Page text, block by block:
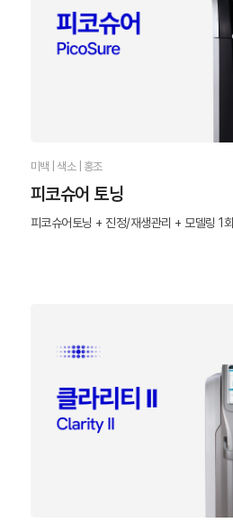
미백 | 색소 | 홍조
피코슈어 토닝
피코슈어토닝 + 진정/재생관리 + 모델링 1회